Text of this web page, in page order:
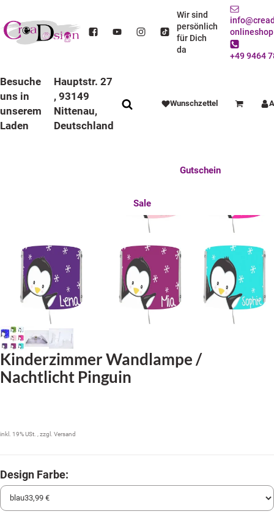
Wir sind
persönlich
für Dich
da
+49 9464
Besuche
uns in
unserem
Laden
Hauptstr. 27
, 93149
Nittenau,
Deutschland
Wunschzettel Warenkorb
Gutschein
Sale
BELEUCHTUNG
KINDERZIMMER WANDLAMPE / NACHTLICHT PINGUIN
Kinderzimmer Wandlampe /
Nachtlicht Pinguin
inkl. 19% USt. , zzgl. Versand
Design Farbe: